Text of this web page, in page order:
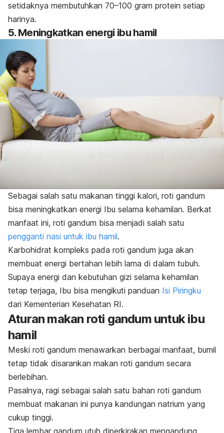
setidaknya membutuhkan 70–100 gram protein setiap
harinya.
5. Meningkatkan energi ibu hamil
Sebagai salah satu makanan tinggi kalori, roti gandum
bisa meningkatkan energi Ibu selama kehamilan. Berkat
manfaat ini, roti gandum bisa menjadi salah satu
pengganti nasi untuk ibu hamil.
Karbohidrat kompleks pada roti gandum juga akan
membuat energi bertahan lebih lama di dalam tubuh.
Supaya energi dan kebutuhan gizi selama kehamilan
tetap terjaga, Ibu bisa mengikuti panduan Isi Piringku
dari Kementerian Kesehatan RI.
Aturan makan roti gandum untuk ibu
hamil
Meski roti gandum menawarkan berbagai manfaat, bumil
tetap tidak disarankan makan roti gandum secara
berlebihan.
Pasalnya, ragi sebagai salah satu bahan roti gandum
membuat makanan ini punya kandungan natrium yang
cukup tinggi.